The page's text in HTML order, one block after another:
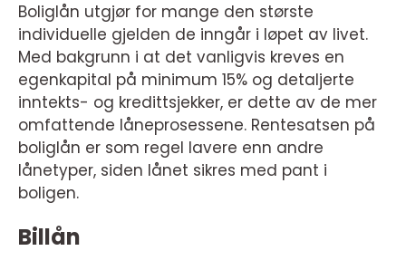
Boliglån utgjør for mange den største
individuelle gjelden de inngår i løpet av livet.
Med bakgrunn i at det vanligvis kreves en
egenkapital på minimum 15% og detaljerte
inntekts- og kredittsjekker, er dette av de mer
omfattende låneprosessene. Rentesatsen på
boliglån er som regel lavere enn andre
lånetyper, siden lånet sikres med pant i
boligen.
Billån